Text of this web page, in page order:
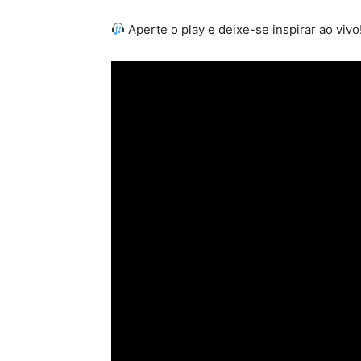
Aperte o play e deixe-se inspirar ao